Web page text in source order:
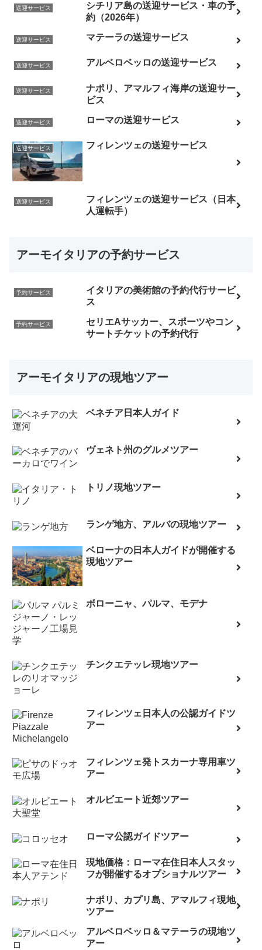
送迎サービス
シチリア島の送迎サービス・車の予
約（2026年）
送迎サービス マテーラの送迎サービス
送迎サービス アルベロベッロの送迎サービス
送迎サービス
ナポリ、アマルフィ海岸の送迎サー
ビス
送迎サービス ローマの送迎サービス
送迎サービス フィレンツェの送迎サービス
送迎サービス
フィレンツェの送迎サービス（日本
人運転手）
アーモイタリアの予約サービス
予約サービス
イタリアの美術館の予約代行サービ
ス
予約サービス
セリエAサッカー、スポーツやコン
サートチケットの予約代行
アーモイタリアの現地ツアー
ベネチア日本人ガイド
ヴェネト州のグルメツアー
トリノ現地ツアー
ランゲ地方、アルバの現地ツアー
ベローナの日本人ガイドが開催する
現地ツアー
ボローニャ、パルマ、モデナ
チンクエテッレ現地ツアー
フィレンツェ日本人の公認ガイドツ
アー
フィレンツェ発トスカーナ専用車ツ
アー
オルビエート近郊ツアー
ローマ公認ガイドツアー
現地価格：ローマ在住日本人スタッ
フが開催するオプショナルツアー
ナポリ、カプリ島、アマルフィ現地
ツアー
アルベロベッロ＆マテーラの現地ツ
アー